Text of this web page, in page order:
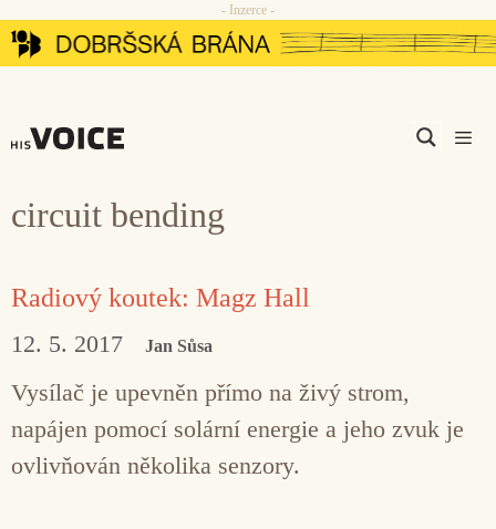
Přeskočit
na
- Inzerce -
circuit bending
Radiový koutek: Magz Hall
12. 5. 2017 Jan Sůsa
Vysílač je upevněn přímo na živý strom,
napájen pomocí solární energie a jeho zvuk je
ovlivňován několika senzory.